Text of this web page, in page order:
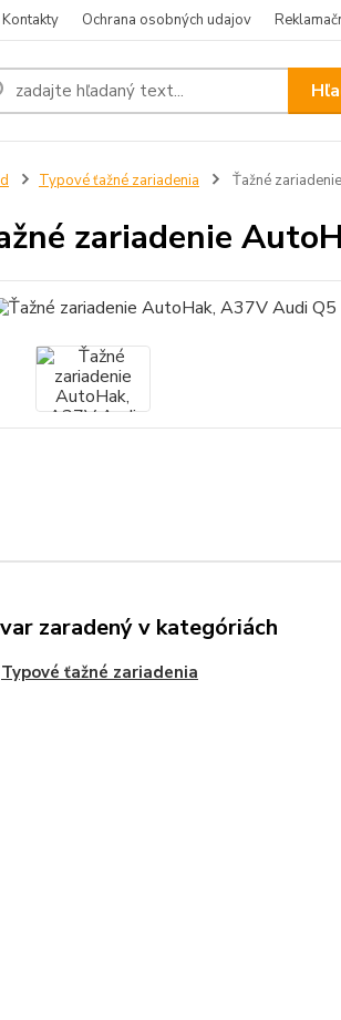
Kontakty Ochrana osobných udajov
Typové ťažné zariadenia Ťažné
zariadenie
zaradený v kategóriách
Typové ťažné zariadenia